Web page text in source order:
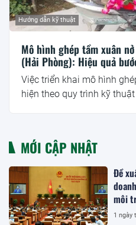
Hướng dẫn kỹ thuật
Mô hình ghép tầm xuân
(Hải Phòng): Hiệu quả
Việc triển khai mô hình
hiện theo quy trình kỹ
MỚI CẬP NHẬT
Đề
môi
1 ngày